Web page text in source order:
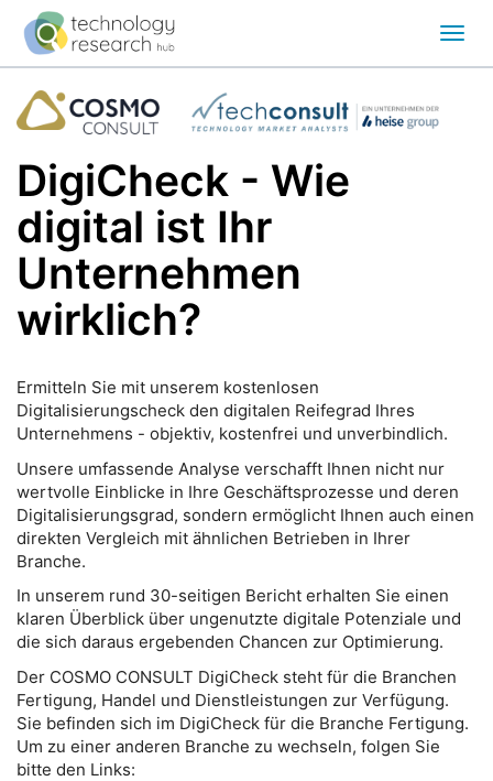
DigiCheck - Wie
digital ist Ihr
Unternehmen
wirklich?
Ermitteln Sie mit unserem kostenlosen
Digitalisierungscheck den digitalen Reifegrad Ihres
Unternehmens - objektiv, kostenfrei und unverbindlich.
Unsere umfassende Analyse verschafft Ihnen nicht nur
wertvolle Einblicke in Ihre Geschäftsprozesse und deren
Digitalisierungsgrad, sondern ermöglicht Ihnen auch einen
direkten Vergleich mit ähnlichen Betrieben in Ihrer
Branche.
In unserem rund 30-seitigen Bericht erhalten Sie einen
klaren Überblick über ungenutzte digitale Potenziale und
die sich daraus ergebenden Chancen zur Optimierung.
Der COSMO CONSULT DigiCheck steht für die Branchen
Fertigung, Handel und Dienstleistungen zur Verfügung.
Sie befinden sich im DigiCheck für die Branche Fertigung.
Um zu einer anderen Branche zu wechseln, folgen Sie
bitte den Links: